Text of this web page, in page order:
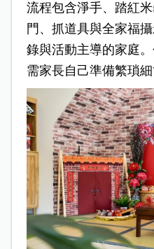
流程包含淨手、踏紅
門、抓道具與全家福
錄與活動主導的家庭
需家長自己準備繁瑣細